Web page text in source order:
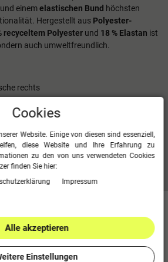
und einemelastischen Bund höchsten
Hergestellt aus Polyester-
recyceltem Polyester und 18 % Elastan ist
auch umweltfreundlich.
rechts
EU Verantwortlichen »
(0)
leider noch keine
Cookies
Website. Einige von diesen sind essenziell,
diese Website und Ihre Erfahrung zu
zu den von uns verwendeten Cookies
finden Sie hier:
Impressum
Alle akzeptieren
Einstellungen